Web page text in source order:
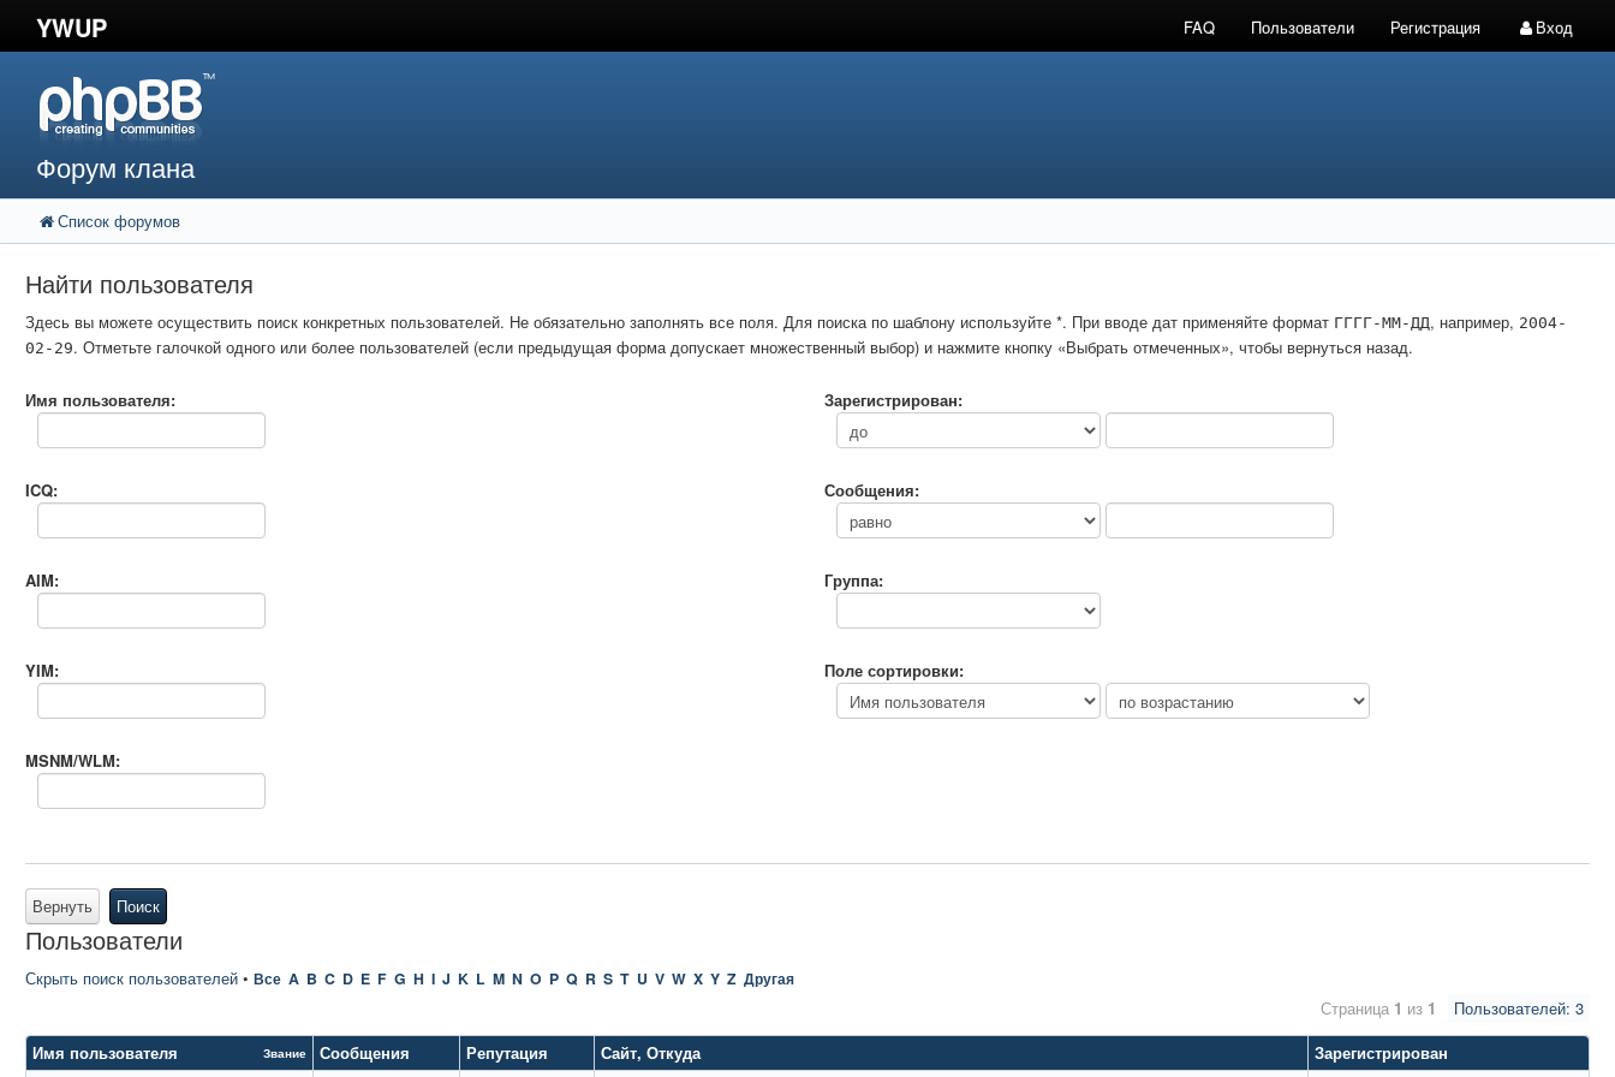
YWUP FAQ Пользователи Регистрация Вход
Форум клана
Список форумов
Найти пользователя
Здесь вы можете осуществить поиск конкретных пользователей. Не обязательно заполнять все поля. Для поиска по шаблону используйте *. При вводе дат применяйте формат ГГГГ-ММ-ДД, например, 2004-
02-29. Отметьте галочкой одного или более пользователей (если предыдущая форма допускает множественный выбор) и нажмите кнопку «Выбрать отмеченных», чтобы вернуться назад.
Имя пользователя:
ICQ:
AIM:
YIM:
MSNM/WLM:
Зарегистрирован:
Сообщения:
Группа:
Поле сортировки:
Вернуть Поиск
Пользователи
Скрыть поиск пользователей • Все A B C D E F G H I J K L M N O P Q R S T U V W X Y Z Другая
Пользователей: 3
Страница 1 из 1
Имя пользователя
Звание Сообщения Репутация Сайт, Откуда
Зарегистрирован